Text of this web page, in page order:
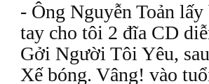
- Ông Nguyễn Toản
tay cho tôi 2 đĩa CD
Gởi Người Tôi Yêu,
Xế bóng. Vâng! vào